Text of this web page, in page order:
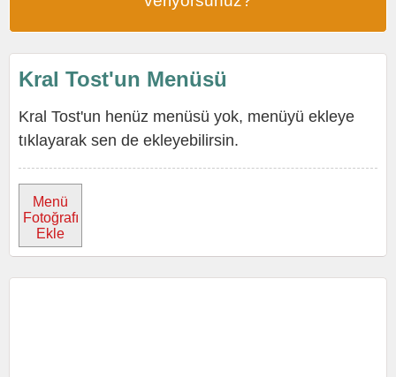
Kral Tost'un Menüsü
Kral Tost'un henüz menüsü yok, menüyü ekleye
tıklayarak sen de ekleyebilirsin.
Menü
Fotoğrafı
Ekle